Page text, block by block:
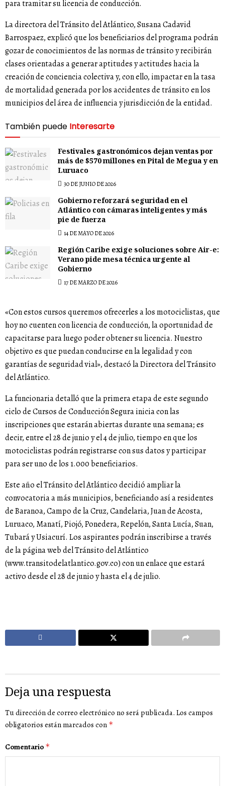
para tramitar su licencia de conducción.
La directora del Tránsito del Atlántico, Susana Cadavid
Barrospaez, explicó que los beneficiarios del programa podrán
gozar de conocimientos de las normas de tránsito y recibirán
clases orientadas a generar aptitudes y actitudes hacia la
creación de conciencia colectiva y, con ello, impactar en la tasa
de mortalidad generada por los accidentes de tránsito en los
municipios del área de influencia y jurisdicción de la entidad.
También puede Interesarte
Festivales gastronómicos dejan ventas por
más de $570 millones en Pital de Megua y en
Luruaco
30 DE JUNIO DE 2026
Gobierno reforzará seguridad en el
Atlántico con cámaras inteligentes y más
pie de fuerza
14 DE MAYO DE 2026
Región Caribe exige soluciones sobre Air-e:
Verano pide mesa técnica urgente al
Gobierno
17 DE MARZO DE 2026
«Con estos cursos queremos ofrecerles a los motociclistas, que
hoy no cuenten con licencia de conducción, la oportunidad de
capacitarse para luego poder obtener su licencia. Nuestro
objetivo es que puedan conducirse en la legalidad y con
garantías de seguridad vial», destacó la Directora del Tránsito
del Atlántico.
La funcionaria detalló que la primera etapa de este segundo
ciclo de Cursos de Conducción Segura inicia con las
inscripciones que estarán abiertas durante una semana; es
decir, entre el 28 de junio y el 4 de julio, tiempo en que los
motociclistas podrán registrarse con sus datos y participar
para ser uno de los 1.000 beneficiarios.
Este año el Tránsito del Atlántico decidió ampliar la
convocatoria a más municipios, beneficiando así a residentes
de Baranoa, Campo de la Cruz, Candelaria, Juan de Acosta,
Luruaco, Manatí, Piojó, Ponedera, Repelón, Santa Lucía, Suan,
Tubará y Usiacurí. Los aspirantes podrán inscribirse a través
de la página web del Tránsito del Atlántico
(www.transitodelatlantico.gov.co) con un enlace que estará
activo desde el 28 de junio y hasta el 4 de julio.
Deja una respuesta
Tu dirección de correo electrónico no será publicada. Los campos
obligatorios están marcados con *
Comentario *